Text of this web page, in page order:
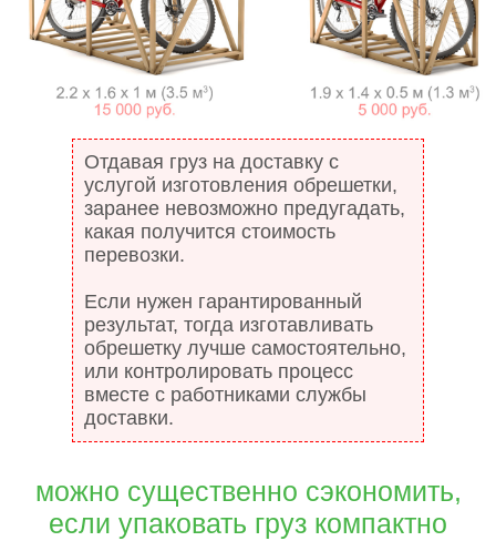
Отдавая груз на доставку с
услугой изготовления обрешетки,
заранее невозможно предугадать,
какая получится стоимость
перевозки.
Если нужен гарантированный
результат, тогда изготавливать
обрешетку лучше самостоятельно,
или контролировать процесс
вместе с работниками службы
доставки.
можно существенно сэкономить,
если упаковать груз компактно